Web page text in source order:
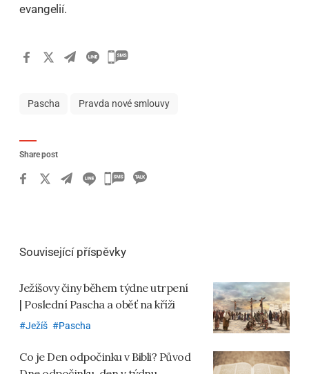
evangelií.
Pascha Pravda nové smlouvy
Share post
카
하
Související příspěvky
Ježíšovy činy během týdne utrpení
| Poslední Pascha a oběť na kříži
Ježíš Pascha
Co je Den odpočinku v Bibli? Původ